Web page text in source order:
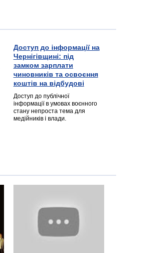
Доступ до інформації на
Чернігівщині: під
замком зарплати
чиновників та освоєння
коштів на відбудові
Доступ до публічної
інформації в умовах воєнного
стану непроста тема для
медійників і влади.